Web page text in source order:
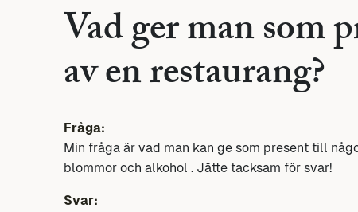
Vad ger man som
av en restaurang?
Fråga:
Min fråga är vad man kan ge som present till
blommor och alkohol . Jätte tacksam för svar!
Svar: